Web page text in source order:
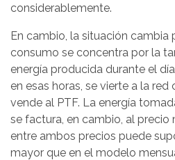
considerablemente.
En cambio, la situación cambia
consumo se concentra por la
energía producida durante el
en esas horas, se vierte a la
vende al PTF. La energía
se factura, en cambio, al precio
entre ambos precios puede
mayor que en el modelo